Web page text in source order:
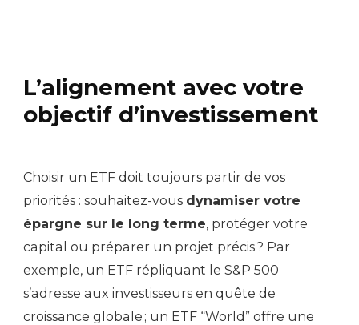
L’alignement avec votre
objectif d’investissement
Choisir un ETF doit toujours partir de vos
priorités : souhaitez-vous dynamiser votre
épargne sur le long terme, protéger votre
capital ou préparer un projet précis ? Par
exemple, un ETF répliquant le S&P 500
s’adresse aux investisseurs en quête de
croissance globale ; un ETF “World” offre une